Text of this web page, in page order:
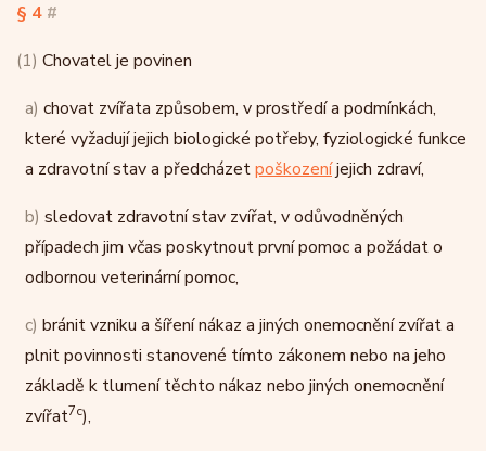
§ 4 #
(1) Chovatel je povinen
a) chovat zvířata způsobem, v prostředí a podmínkách,
které vyžadují jejich biologické potřeby, fyziologické funkce
a zdravotní stav a předcházetpoškozeníjejich zdraví,
b) sledovat zdravotní stav zvířat, v odůvodněných
případech jim včas poskytnout první pomoc a požádat o
odbornou veterinární pomoc,
c) bránit vzniku a šíření nákaz a jiných onemocnění zvířat a
plnit povinnosti stanovené tímto zákonem nebo na jeho
základě k tlumení těchto nákaz nebo jiných onemocnění
zvířat7c),